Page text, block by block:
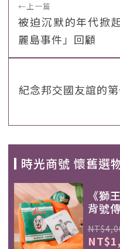
←上一篇
被迫沉默的年代掀
麗島事件」回顧
紀念邦交國友誼的
時光商號 懷舊選
《獅
背號